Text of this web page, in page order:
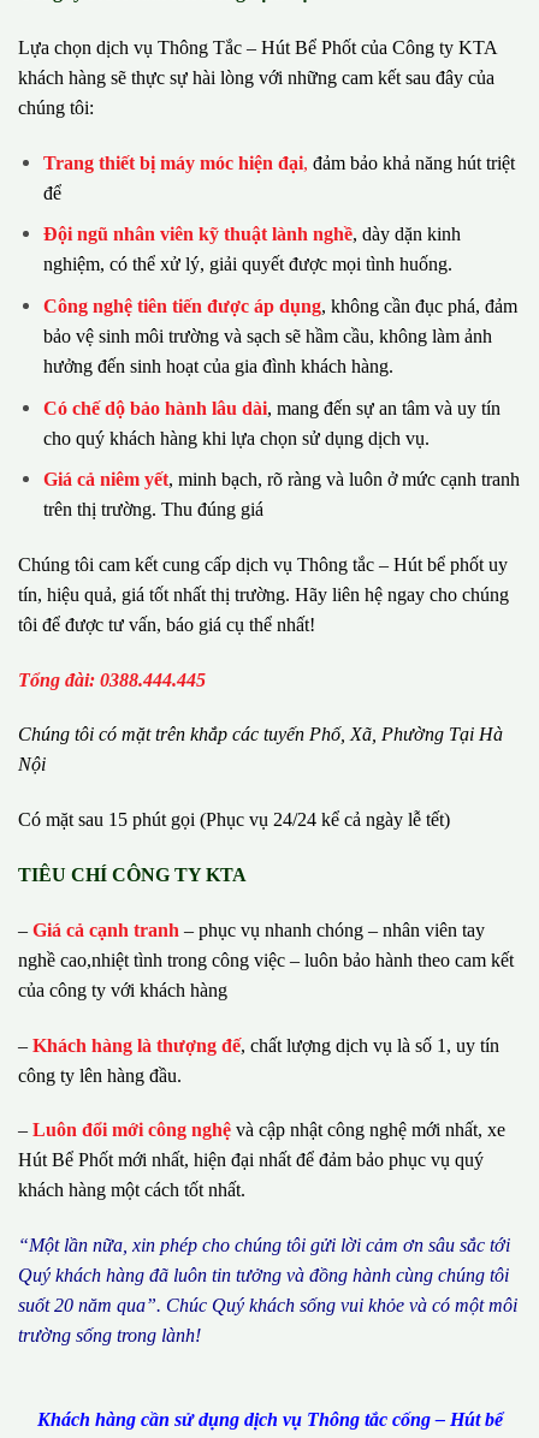
Lựa chọn dịch vụ Thông Tắc – Hút Bể Phốt của Công ty KTA
khách hàng sẽ thực sự hài lòng với những cam kết sau đây của
chúng tôi:
Trang thiết bị máy móc hiện đại, đảm bảo khả năng hút triệt
để
Đội ngũ nhân viên kỹ thuật lành nghề, dày dặn kinh
nghiệm, có thể xử lý, giải quyết được mọi tình huống.
Công nghệ tiên tiến được áp dụng, không cần đục phá, đảm
bảo vệ sinh môi trường và sạch sẽ hầm cầu, không làm ảnh
hưởng đến sinh hoạt của gia đình khách hàng.
Có chế dộ bảo hành lâu dài, mang đến sự an tâm và uy tín
cho quý khách hàng khi lựa chọn sử dụng dịch vụ.
Giá cả niêm yết, minh bạch, rõ ràng và luôn ở mức cạnh tranh
trên thị trường. Thu đúng giá
Chúng tôi cam kết cung cấp dịch vụ Thông tắc – Hút bể phốt uy
tín, hiệu quả, giá tốt nhất thị trường. Hãy liên hệ ngay cho chúng
tôi để được tư vấn, báo giá cụ thể nhất!
Tổng đài: 0388.444.445
Chúng tôi có mặt trên khắp các tuyến Phố, Xã, Phường Tại Hà
Nội
Có mặt sau 15 phút gọi (Phục vụ 24/24 kể cả ngày lễ tết)
TIÊU CHÍ CÔNG TY KTA
– Giá cả cạnh tranh – phục vụ nhanh chóng – nhân viên tay
nghề cao,nhiệt tình trong công việc – luôn bảo hành theo cam kết
của công ty với khách hàng
– Khách hàng là thượng đế, chất lượng dịch vụ là số 1, uy tín
công ty lên hàng đầu.
– Luôn đổi mới công nghệ và cập nhật công nghệ mới nhất, xe
Hút Bể Phốt mới nhất, hiện đại nhất để đảm bảo phục vụ quý
khách hàng một cách tốt nhất.
“Một lần nữa, xin phép cho chúng tôi gửi lời cảm ơn sâu sắc tới
Quý khách hàng đã luôn tin tưởng và đồng hành cùng chúng tôi
suốt 20 năm qua”. Chúc Quý khách sống vui khỏe và có một môi
trường sống trong lành!
Khách hàng cần sử dụng dịch vụ Thông tắc cống – Hút bể